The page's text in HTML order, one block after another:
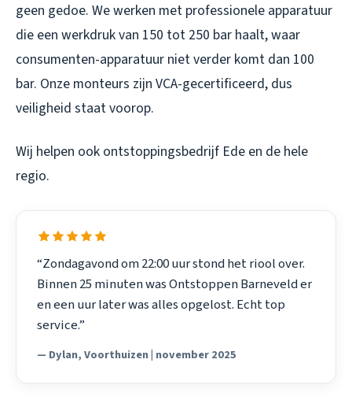
geen gedoe. We werken met professionele apparatuur
die een werkdruk van 150 tot 250 bar haalt, waar
consumenten-apparatuur niet verder komt dan 100
bar. Onze monteurs zijn VCA-gecertificeerd, dus
veiligheid staat voorop.
Wij helpen ook ontstoppingsbedrijf Ede en de hele
regio.
“Zondagavond om 22:00 uur stond het riool over.
Binnen 25 minuten was Ontstoppen Barneveld er
en een uur later was alles opgelost. Echt top
service.”
— Dylan, Voorthuizen | november 2025